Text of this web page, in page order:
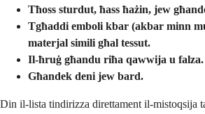
Tħoss sturdut, ħass ħażin, jew
Tgħaddi emboli kbar (akbar minn
materjal simili għal tessut.
Il-ħruġ għandu riħa qawwija u falza.
Għandek deni jew bard.
Din il-lista tindirizza direttament il-mistoqsija